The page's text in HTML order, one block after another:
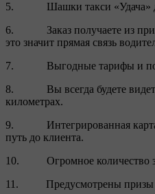
5. Шашки такси «Удача»
6. Заказ получаете из
это значит прямая связь
7. Выгодные тарифы и
8. Вы всегда будете видеть
километрах.
9. Интегрированная карта
путь до клиента.
10. Огромное количество
11. Предусмотрены призы